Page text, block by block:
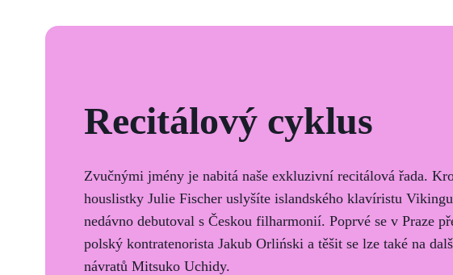
Recitálový cyklus
Zvučnými jmény je nabitá naše exkluzivní recitálová řada.
houslistky Julie Fischer uslyšíte islandského klavíristu
nedávno debutoval s Českou filharmonií. Poprvé se v Praze
polský kontratenorista Jakub Orliński a těšit se lze také na
návratů Mitsuko Uchidy.